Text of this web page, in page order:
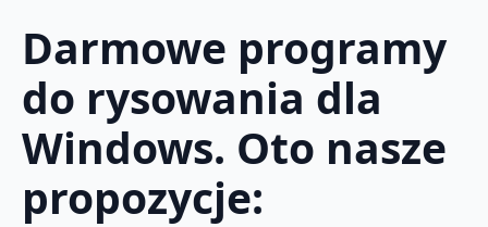
Darmowe programy
do rysowania dla
Windows. Oto nasze
propozycje: